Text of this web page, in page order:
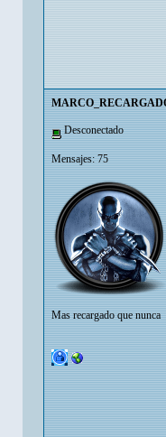
Desconectado
Mensajes: 75
Mas recargado que nunca